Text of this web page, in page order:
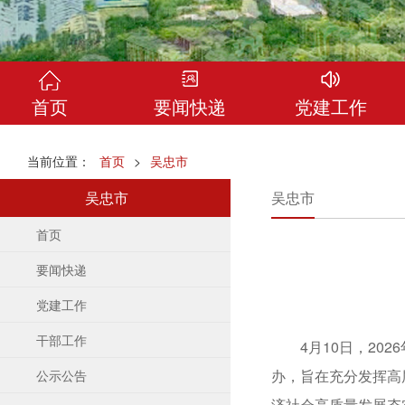
首页 要闻快递 党建工作
当前位置： 首页 > 吴忠市
吴忠市
首页
要闻快递
党建工作
干部工作
公示公告
吴忠市
4月10日，2026年
办，旨在充分发挥